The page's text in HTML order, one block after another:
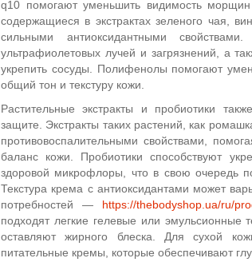
q10 помогают уменьшить видимость
содержащиеся в экстрактах зеленого чая,
сильными антиоксидантными
ультрафиолетовых лучей и загрязнений, а
укрепить сосуды. Полифенолы помогают
общий тон и текстуру кожи.
Растительные экстракты и пробиотики
защите. Экстракты таких растений, как
противовоспалительными свойствами,
баланс кожи. Пробиотики способствуют
здоровой микрофлоры, что в свою очередь
Текстура крема с антиоксидантами может
потребностей — https://thebodyshop.ua/ru/
подходят легкие гелевые или эмульсионные
оставляют жирного блеска. Для сухой
питательные кремы, которые обеспечивают